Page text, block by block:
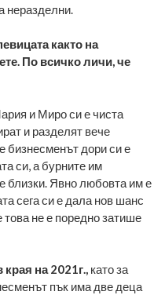
неразделни.
както на
По всичко личи, че
и Миро си е чиста
и разделят вече
бизнесменът дори си е
си, а бурните им
близки. Явно любовта им е
сега си е дала нов шанс
не е поредно затише
на 2021г., като за
пък има две деца